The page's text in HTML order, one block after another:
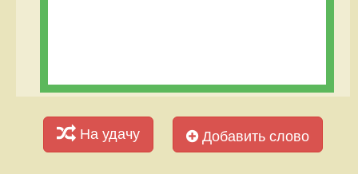
На удачу Добавить слово